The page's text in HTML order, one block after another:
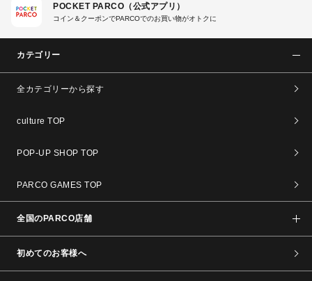
POCKET PARCO（公式アプリ）
コイン＆クーポンでPARCOでのお買い物がオトクに
カテゴリー
全カテゴリーから探す
culture TOP
POP-UP SHOP TOP
PARCO GAMES TOP
全国のPARCO店舗
初めてのお客様へ